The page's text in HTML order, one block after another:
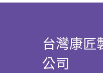
台灣康匠
公司